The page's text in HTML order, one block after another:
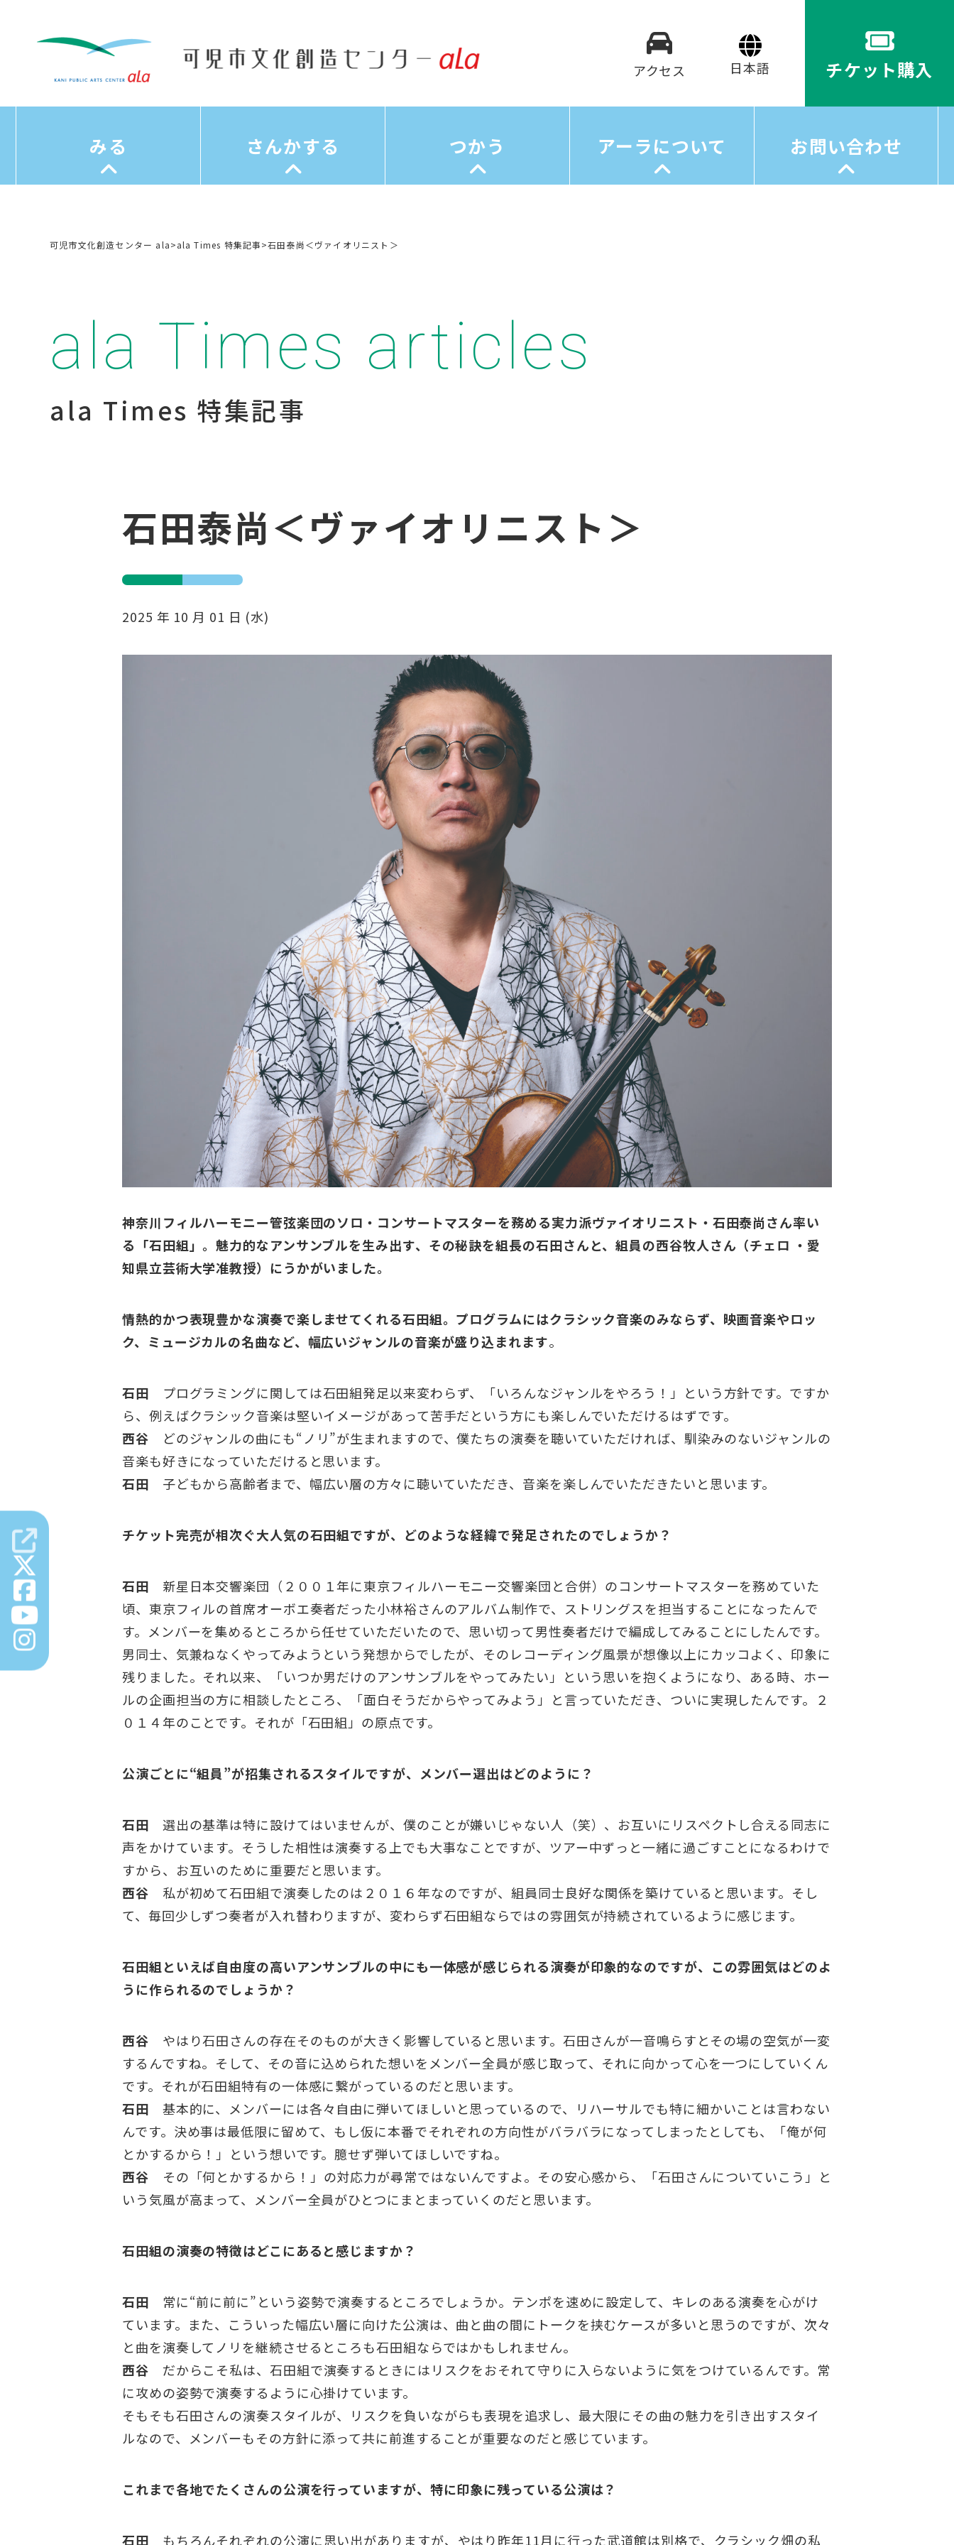
アクセス チケット購入
みる さんかする つかう アーラについて お問い合わせ
可児市文化創造センター ala>ala Times 特集記事>石田泰尚＜ヴァイオリニスト＞
ala Times articles
ala Times 特集記事
石田泰尚＜ヴァイオリニスト＞
2025 年 10 月 01 日 (水)
神奈川フィルハーモニー管弦楽団のソロ・コンサートマスターを務める実力派ヴァイオリニスト・石田泰尚さん率い
る「石田組」。魅力的なアンサンブルを生み出す、その秘訣を組長の石田さんと、組員の西谷牧人さん（チェロ ・愛
知県立芸術大学准教授）にうかがいました。
情熱的かつ表現豊かな演奏で楽しませてくれる石田組。プログラムにはクラシック音楽のみならず、映画音楽やロッ
ク、ミュージカルの名曲など、幅広いジャンルの音楽が盛り込まれます。
石田 プログラミングに関しては石田組発足以来変わらず、「いろんなジャンルをやろう！」という方針です。ですか
ら、例えばクラシック音楽は堅いイメージがあって苦手だという方にも楽しんでいただけるはずです。
西谷 どのジャンルの曲にも“ノリ”が生まれますので、僕たちの演奏を聴いていただければ、馴染みのないジャンルの
音楽も好きになっていただけると思います。
石田 子どもから高齢者まで、幅広い層の方々に聴いていただき、音楽を楽しんでいただきたいと思います。
チケット完売が相次ぐ大人気の石田組ですが、どのような経緯で発足されたのでしょうか？
石田 新星日本交響楽団（２００１年に東京フィルハーモニー交響楽団と合併）のコンサートマスターを務めていた
頃、東京フィルの首席オーボエ奏者だった小林裕さんのアルバム制作で、ストリングスを担当することになったんで
す。メンバーを集めるところから任せていただいたので、思い切って男性奏者だけで編成してみることにしたんです。
男同士、気兼ねなくやってみようという発想からでしたが、そのレコーディング風景が想像以上にカッコよく、印象に
残りました。それ以来、「いつか男だけのアンサンブルをやってみたい」という思いを抱くようになり、ある時、ホー
ルの企画担当の方に相談したところ、「面白そうだからやってみよう」と言っていただき、ついに実現したんです。２
０１４年のことです。それが「石田組」の原点です。
公演ごとに“組員”が招集されるスタイルですが、メンバー選出はどのように？
石田 選出の基準は特に設けてはいませんが、僕のことが嫌いじゃない人（笑）、お互いにリスペクトし合える同志に
声をかけています。そうした相性は演奏する上でも大事なことですが、ツアー中ずっと一緒に過ごすことになるわけで
すから、お互いのために重要だと思います。
西谷 私が初めて石田組で演奏したのは２０１６年なのですが、組員同士良好な関係を築けていると思います。そし
て、毎回少しずつ奏者が入れ替わりますが、変わらず石田組ならではの雰囲気が持続されているように感じます。
石田組といえば自由度の高いアンサンブルの中にも一体感が感じられる演奏が印象的なのですが、この雰囲気はどのよ
うに作られるのでしょうか？
西谷 やはり石田さんの存在そのものが大きく影響していると思います。石田さんが一音鳴らすとその場の空気が一変
するんですね。そして、その音に込められた想いをメンバー全員が感じ取って、それに向かって心を一つにしていくん
です。それが石田組特有の一体感に繋がっているのだと思います。
石田 基本的に、メンバーには各々自由に弾いてほしいと思っているので、リハーサルでも特に細かいことは言わない
んです。決め事は最低限に留めて、もし仮に本番でそれぞれの方向性がバラバラになってしまったとしても、「俺が何
とかするから！」という想いです。臆せず弾いてほしいですね。
西谷 その「何とかするから！」の対応力が尋常ではないんですよ。その安心感から、「石田さんについていこう」と
いう気風が高まって、メンバー全員がひとつにまとまっていくのだと思います。
石田組の演奏の特徴はどこにあると感じますか？
石田 常に“前に前に”という姿勢で演奏するところでしょうか。テンポを速めに設定して、キレのある演奏を心がけ
ています。また、こういった幅広い層に向けた公演は、曲と曲の間にトークを挟むケースが多いと思うのですが、次々
と曲を演奏してノリを継続させるところも石田組ならではかもしれません。
西谷 だからこそ私は、石田組で演奏するときにはリスクをおそれて守りに入らないように気をつけているんです。常
に攻めの姿勢で演奏するように心掛けています。
そもそも石田さんの演奏スタイルが、リスクを負いながらも表現を追求し、最大限にその曲の魅力を引き出すスタイ
ルなので、メンバーもその方針に添って共に前進することが重要なのだと感じています。
これまで各地でたくさんの公演を行っていますが、特に印象に残っている公演は？
石田 もちろんそれぞれの公演に思い出がありますが、やはり昨年11月に行った武道館は別格で、クラシック畑の私